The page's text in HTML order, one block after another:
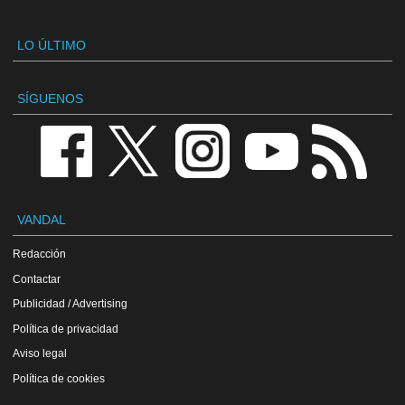
LO ÚLTIMO
SÍGUENOS
VANDAL
Redacción
Contactar
Publicidad / Advertising
Política de privacidad
Aviso legal
Política de cookies